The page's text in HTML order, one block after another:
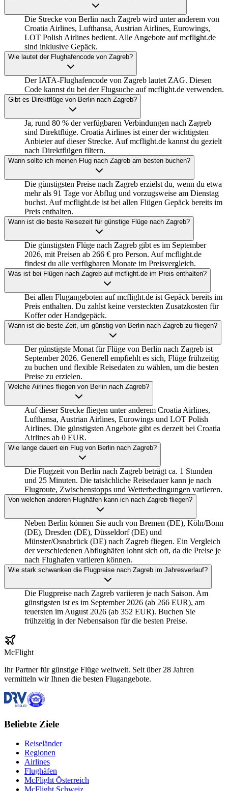
Die Strecke von Berlin nach Zagreb wird unter anderem von
Croatia Airlines, Lufthansa, Austrian Airlines, Eurowings,
LOT Polish Airlines bedient. Alle Angebote auf mcflight.de
sind inklusive Gepäck.
Wie lautet der Flughafencode von Zagreb?
Der IATA-Flughafencode von Zagreb lautet ZAG. Diesen
Code kannst du bei der Flugsuche auf mcflight.de verwenden.
Gibt es Direktflüge von Berlin nach Zagreb?
Ja, rund 80 % der verfügbaren Verbindungen nach Zagreb
sind Direktflüge. Croatia Airlines ist einer der wichtigsten
Anbieter auf dieser Strecke. Auf mcflight.de kannst du gezielt
nach Direktflügen filtern.
Wann sollte ich meinen Flug nach Zagreb am besten buchen?
Die günstigsten Preise nach Zagreb erzielst du, wenn du etwa
mehr als 91 Tage vor Abflug und vorzugsweise am Dienstag
buchst. Auf mcflight.de ist bei allen Flügen Gepäck bereits im
Preis enthalten.
Wann ist die beste Reisezeit für günstige Flüge nach Zagreb?
Die günstigsten Flüge nach Zagreb gibt es im September
2026, mit Preisen ab 266 € pro Person. Auf mcflight.de
findest du alle verfügbaren Monate im Preisvergleich.
Was ist bei Flügen nach Zagreb auf mcflight.de im Preis enthalten?
Bei allen Flugangeboten auf mcflight.de ist Gepäck bereits im
Preis enthalten. Du zahlst keine versteckten Zusatzkosten für
Koffer oder Handgepäck.
Wann ist die beste Zeit, um günstig von Berlin nach Zagreb zu fliegen?
Der günstigste Monat für Flüge von Berlin nach Zagreb ist
September 2026. Generell empfiehlt es sich, Flüge frühzeitig
zu buchen und flexible Reisedaten zu wählen, um die besten
Preise zu erzielen.
Welche Airlines fliegen von Berlin nach Zagreb?
Auf dieser Strecke fliegen unter anderem Croatia Airlines,
Lufthansa, Austrian Airlines, Eurowings und LOT Polish
Airlines. Die günstigsten Angebote gibt es derzeit bei Croatia
Airlines ab 0 EUR.
Wie lange dauert ein Flug von Berlin nach Zagreb?
Die Flugzeit von Berlin nach Zagreb beträgt ca. 1 Stunden
und 25 Minuten. Die tatsächliche Reisedauer kann je nach
Flugroute, Zwischenstopps und Wetterbedingungen variieren.
Von welchen anderen Flughäfen kann ich nach Zagreb fliegen?
Neben Berlin können Sie auch von Bremen (DE), Köln/Bonn
(DE), Dresden (DE), Düsseldorf (DE) und
Münster/Osnabrück (DE) nach Zagreb fliegen. Ein Vergleich
der verschiedenen Abflughäfen lohnt sich oft, da die Preise je
nach Flughafen variieren können.
Wie stark schwanken die Flugpreise nach Zagreb im Jahresverlauf?
Die Flugpreise nach Zagreb variieren je nach Saison. Am
günstigsten ist es im September 2026 (ab 266 EUR), am
teuersten im August 2026 (ab 352 EUR). Buchen Sie
frühzeitig in der Nebensaison für die besten Preise.
McFlight
Ihr Partner für günstige Flüge weltweit. Seit über 28 Jahren
vermitteln wir Ihnen die besten Flugangebote.
Beliebte Ziele
Reiseländer
Regionen
Airlines
Flughäfen
McFlight Österreich